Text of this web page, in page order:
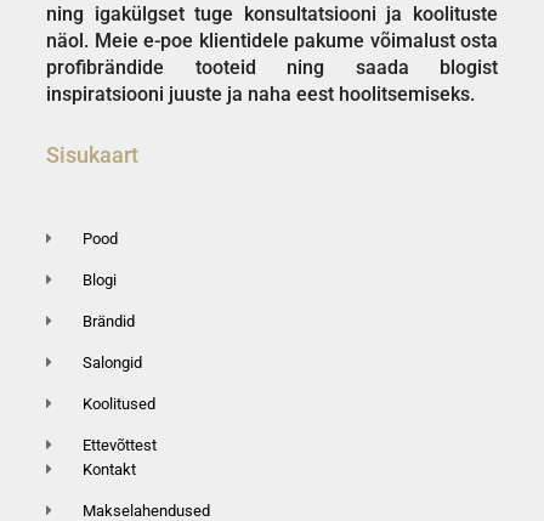
ning igakülgset tuge konsultatsiooni ja koolituste
näol. Meie e-poe klientidele pakume võimalust osta
profibrändide tooteid ning saada blogist
inspiratsiooni juuste ja naha eest hoolitsemiseks.
Sisukaart
Pood
Blogi
Brändid
Salongid
Koolitused
Ettevõttest
Kontakt
Makselahendused